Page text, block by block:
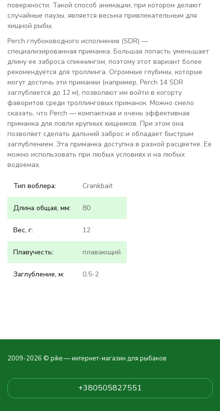
поверхности. Такой способ анимации, при котором делают
случайные паузы, является весьма привлекательным для
хищной рыбы.
Perch глубоководного исполнения (SDR) —
специализированная приманка. Большая лопасть уменьшает
длину ее заброса спиннингом, поэтому этот вариант более
рекомендуется для троллинга. Огромные глубины, которые
могут достичь эти приманки (например, Perch 14 SDR
заглубляется до 12 м), позволяют им войти в когорту
фаворитов среди троллинговых приманок. Можно смело
сказать, что Perch — компактная и очень эффективная
приманка для ловли крупных хищников. При этом она
позволяет сделать дальний заброс и обладает быстрым
заглублением. Эта приманка доступна в разной расцветке. Ее
можно использовать при любых условиях и на любых
водоемах.
Тип воблера: Crankbait
Длина общая, мм: 80
Вес, г: 12
Плавучесть: плавающий
Заглубление, м: 0,5-2
2009-2026 © pike — интернет-магазин для рыбаков
+380505827551